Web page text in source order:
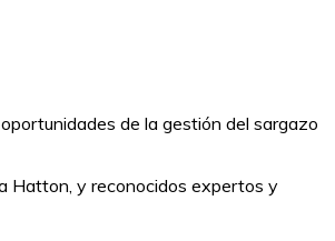
de la gestión del sargazo
Hatton, y reconocidos expertos y